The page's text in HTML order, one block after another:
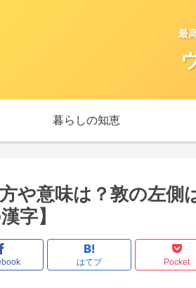
最
暮らしの知恵
や意味は？敦の左側
字】
はてブ Pocket